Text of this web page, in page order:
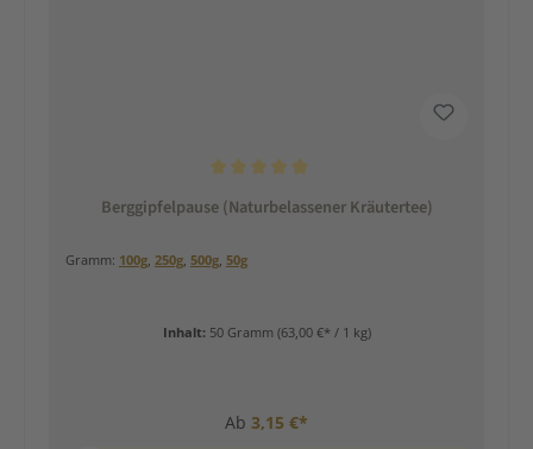
Berggipfelpause (Naturbelassener Kräutertee)
Gramm: 100g, 250g, 500g, 50g
Inhalt: 50 Gramm (63,00 €* / 1 kg)
Ab 3,15 €*